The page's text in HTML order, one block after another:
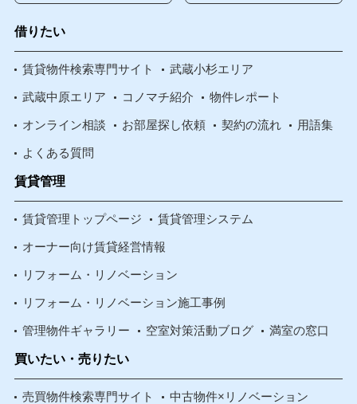
借りたい
賃貸物件検索専門サイト 武蔵小杉エリア
武蔵中原エリア コノマチ紹介 物件レポート
オンライン相談 お部屋探し依頼 契約の流れ 用語集
よくある質問
賃貸管理
賃貸管理トップページ 賃貸管理システム
オーナー向け賃貸経営情報
リフォーム・リノベーション
リフォーム・リノベーション施工事例
管理物件ギャラリー 空室対策活動ブログ 満室の窓口
買いたい・売りたい
売買物件検索専門サイト 中古物件×リノベーション